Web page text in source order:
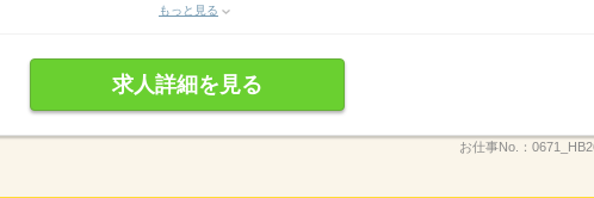
もっと見る
求人詳細を見る
お仕事No.：